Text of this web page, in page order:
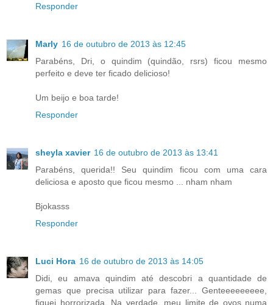
Responder
Marly 16 de outubro de 2013 às 12:45
Parabéns, Dri, o quindim (quindão, rsrs) ficou mesmo
perfeito e deve ter ficado delicioso!
Um beijo e boa tarde!
Responder
sheyla xavier 16 de outubro de 2013 às 13:41
Parabéns, querida!! Seu quindim ficou com uma cara
deliciosa e aposto que ficou mesmo ... nham nham
Bjokasss
Responder
Luci Hora 16 de outubro de 2013 às 14:05
Didi, eu amava quindim até descobri a quantidade de
gemas que precisa utilizar para fazer... Genteeeeeeeee,
fiquei horrorizada. Na verdade, meu limite de ovos numa